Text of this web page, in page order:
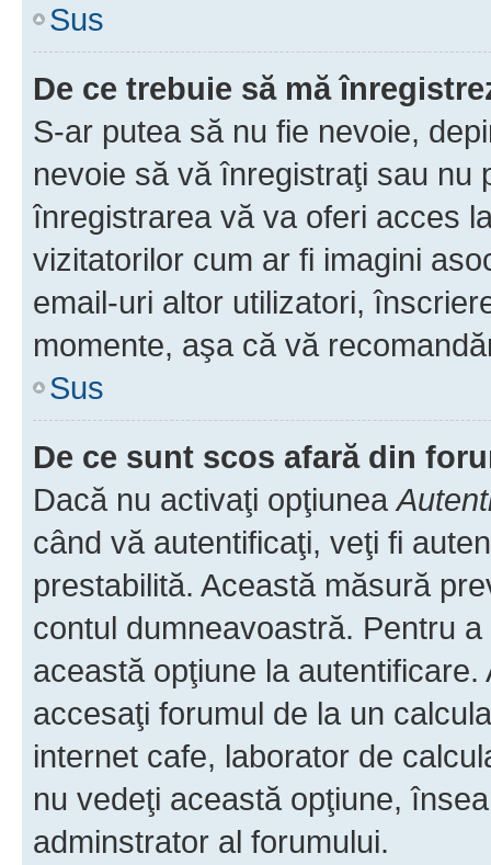
Sus
De ce trebuie să mă
S-ar putea să nu fie nevoie,
nevoie să vă înregistraţi sau nu
înregistrarea vă va oferi acces
vizitatorilor cum ar fi imagini
email-uri altor utilizatori,
momente, aşa că vă
Sus
De ce sunt scos afară din
Dacă nu activaţi opţiunea
când vă autentificaţi, veţi fi
prestabilită. Această măsură
contul dumneavoastră. Pentru
această opţiune la
accesaţi forumul de la un
internet cafe, laborator de
nu vedeţi această opţiune,
adminstrator al forumului.